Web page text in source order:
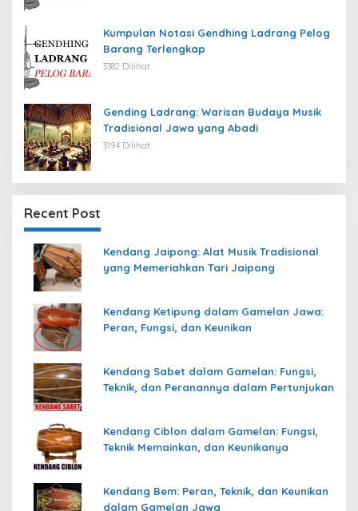
Kumpulan Notasi Gendhing Ladrang Pelog
Barang Terlengkap
3382 Dilihat
Gending Ladrang: Warisan Budaya Musik
Tradisional Jawa yang Abadi
3194 Dilihat
Recent Post
Kendang Jaipong: Alat Musik Tradisional
yang Memeriahkan Tari Jaipong
Kendang Ketipung dalam Gamelan Jawa:
Peran, Fungsi, dan Keunikan
Kendang Sabet dalam Gamelan: Fungsi,
Teknik, dan Peranannya dalam Pertunjukan
Kendang Ciblon dalam Gamelan: Fungsi,
Teknik Memainkan, dan Keunikanya
Kendang Bem: Peran, Teknik, dan Keunikan
dalam Gamelan Jawa